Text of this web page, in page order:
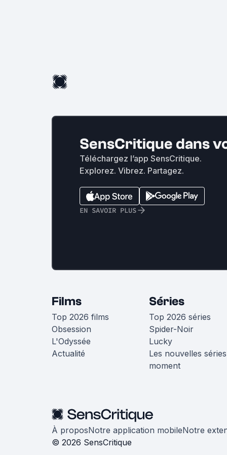
SensCritique dans
Téléchargez l’app SensCritique.
Explorez. Vibrez. Partagez.
EN SAVOIR PLUS
Films
Top 2026 films
Obsession
L'Odyssée
Actualité
Séries
Top 2026 séries
Spider-Noir
Lucky
Les nouvelles
moment
À proposNotre application mobileNotre
© 2026 SensCritique